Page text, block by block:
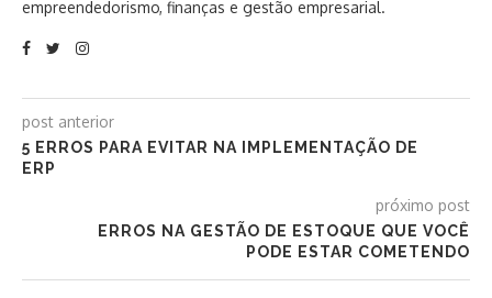
empreendedorismo, finanças e gestão empresarial.
post anterior
5 ERROS PARA EVITAR NA IMPLEMENTAÇÃO DE
ERP
próximo post
ERROS NA GESTÃO DE ESTOQUE QUE VOCÊ
PODE ESTAR COMETENDO